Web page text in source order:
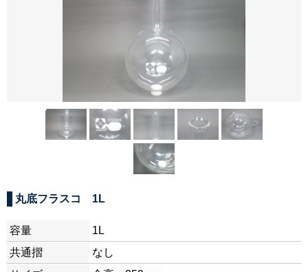
丸底フラスコ 1L
容量
1L
共通摺
なし